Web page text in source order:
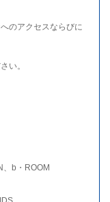
のアクセスならびに
い。
、b・ROOM